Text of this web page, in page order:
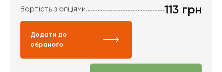
Вартість з опціями 113 грн
Додати до
обраного